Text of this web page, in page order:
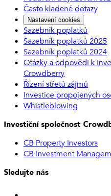
Často kladené dotazy
Nastavení cookies
Sazebník poplatků
Sazebník poplatků 2025
Sazebník poplatků 2024
Otázky a odpovědi k
Crowdberry
Řízení střetů zájmů
Investice propojených
Whistleblowing
Investiční společnost
CB Property Investors
CB Investment
Sledujte nás